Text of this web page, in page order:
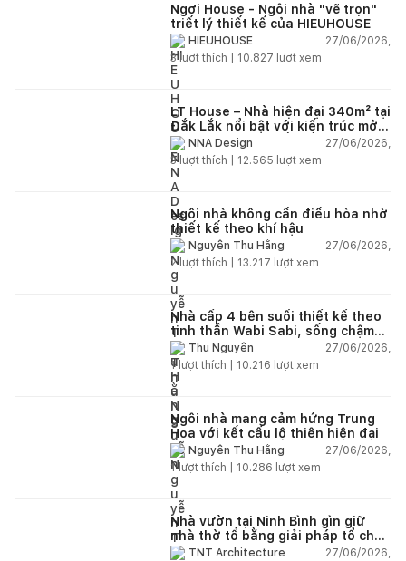
Ngơi House - Ngôi nhà "vẽ trọn"
triết lý thiết kế của HIEUHOUSE
HIEUHOUSE
27/06/2026,
3lượt thích | 10.827 lượt xem
LT House – Nhà hiện đại 340m² tại
Đắk Lắk nổi bật với kiến trúc mở
và hệ sân vườn kết nối thiên
nhiên
NNA Design
27/06/2026,
3lượt thích | 12.565 lượt xem
Ngôi nhà không cần điều hòa nhờ
thiết kế theo khí hậu
Nguyễn Thu Hằng
27/06/2026,
2lượt thích | 13.217 lượt xem
Nhà cấp 4 bên suối thiết kế theo
tinh thần Wabi Sabi, sống chậm
giữa thiên nhiên
Thu Nguyễn
27/06/2026,
1lượt thích | 10.216 lượt xem
Ngôi nhà mang cảm hứng Trung
Hoa với kết cấu lộ thiên hiện đại
Nguyễn Thu Hằng
27/06/2026,
1lượt thích | 10.286 lượt xem
Nhà vườn tại Ninh Bình gìn giữ
nhà thờ tổ bằng giải pháp tổ chức
lại không gian
TNT Architecture
27/06/2026,